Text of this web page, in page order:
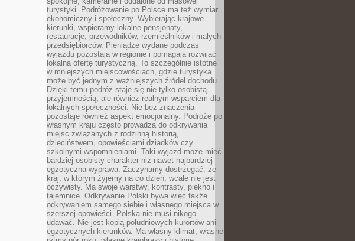
turystyki. Podróżowanie po Polsce ma też wymiar
ekonomiczny i społeczny. Wybierając krajowe
kierunki, wspieramy lokalne pensjonaty,
restauracje, przewodników, rzemieślników i małych
przedsiębiorców. Pieniądze wydane podczas
wyjazdu pozostają w regionie i pomagają rozwijać
lokalną ofertę turystyczną. To szczególnie istotne
w mniejszych miejscowościach, gdzie turystyka
może być jednym z ważniejszych źródeł dochodu.
Dzięki temu podróż staje się nie tylko osobistą
przyjemnością, ale również realnym wsparciem dla
lokalnych społeczności. Nie bez znaczenia
pozostaje również aspekt emocjonalny. Podróże po
własnym kraju często prowadzą do odkrywania
miejsc związanych z rodzinną historią,
dzieciństwem, opowieściami dziadków czy
szkolnymi wspomnieniami. Taki wyjazd może mieć
bardziej osobisty charakter niż nawet najbardziej
egzotyczna wyprawa. Zaczynamy dostrzegać, że
kraj, w którym żyjemy na co dzień, wcale nie jest
oczywisty. Ma swoje warstwy, kontrasty, piękno i
tajemnice. Odkrywanie Polski bywa więc także
odkrywaniem samego siebie i własnego miejsca w
szerszej opowieści. Polska nie musi nikogo
udawać. Nie jest kopią południowych kurortów ani
egzotycznych kierunków. Ma własny klimat, własne